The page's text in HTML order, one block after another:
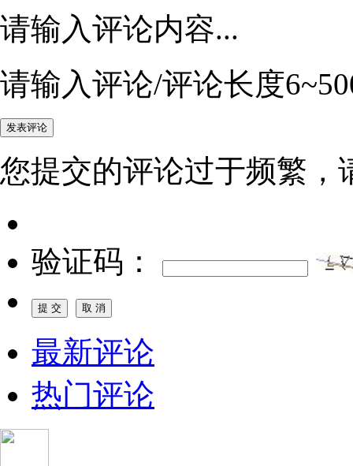
请输入评论内容...
请输入评论/评论长度
您提交的评论过于频繁，
验证码：
最新评论
热门评论